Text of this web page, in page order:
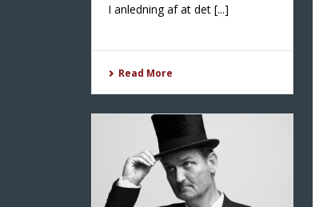
I anledning af at det [...]
Read More